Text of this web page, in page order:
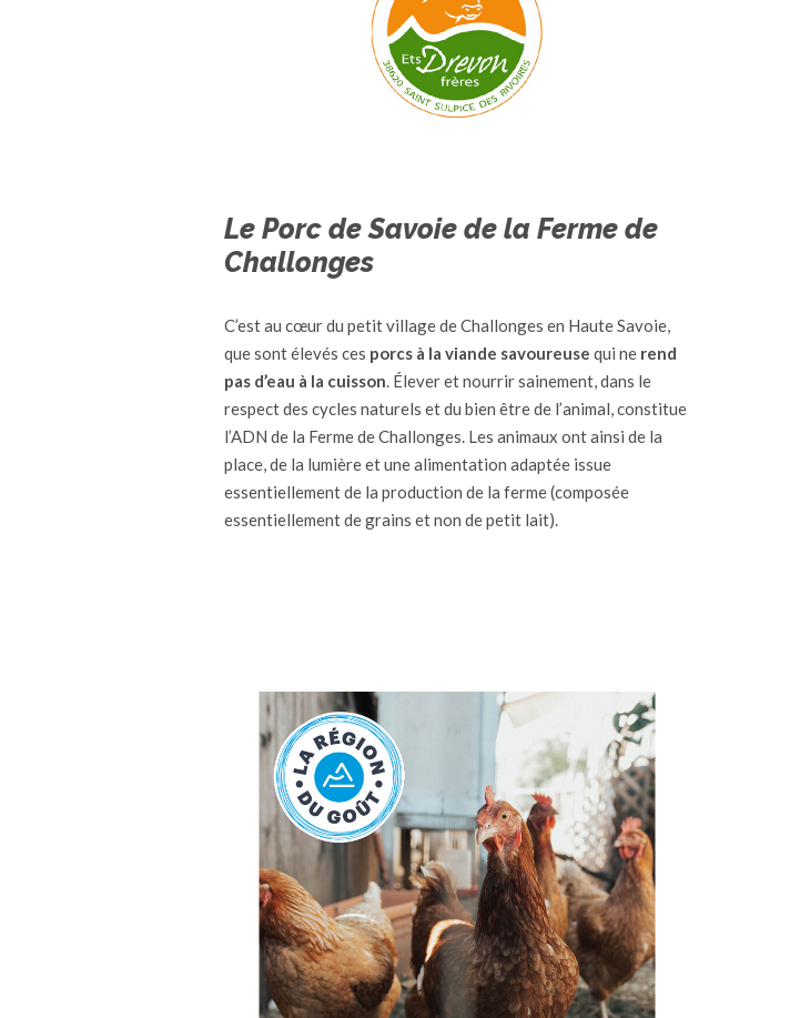
Le Porc de Savoie de la Ferme de
Challonges
C’est au cœur du petit village de Challonges en Haute Savoie,
que sont élevés ces porcs à la viande savoureuse qui ne rend
pas d’eau à la cuisson. Élever et nourrir sainement, dans le
respect des cycles naturels et du bien être de l’animal, constitue
l’ADN de la Ferme de Challonges. Les animaux ont ainsi de la
place, de la lumière et une alimentation adaptée issue
essentiellement de la production de la ferme (composée
essentiellement de grains et non de petit lait).